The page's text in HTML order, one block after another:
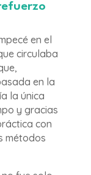
en el
circulaba
en la
la única
y gracias
con
métodos